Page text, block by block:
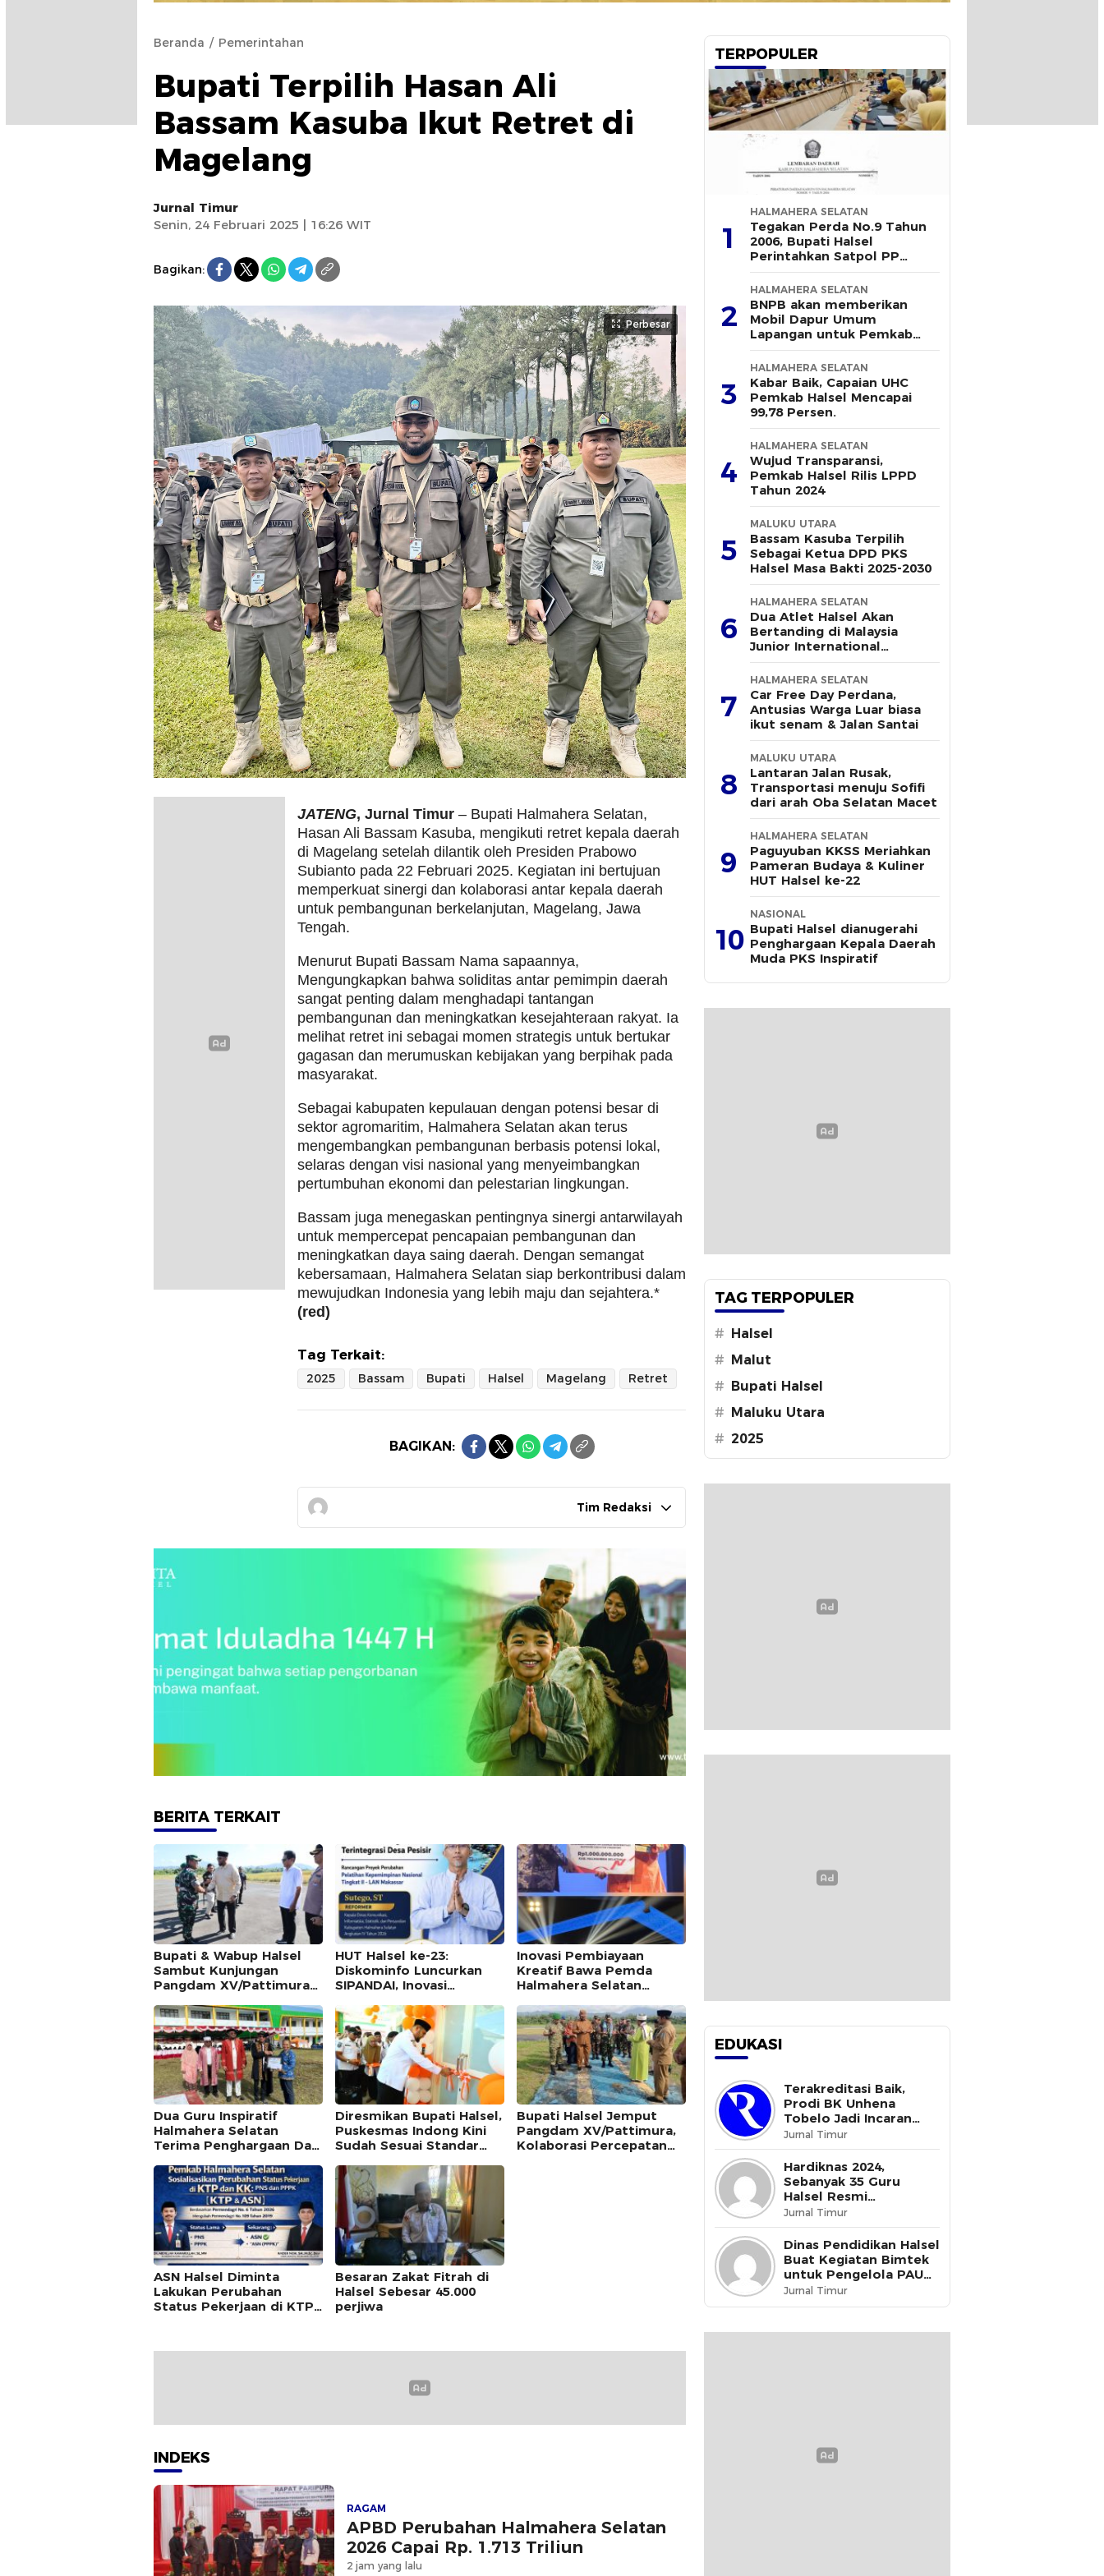
Beranda Pemerintahan
Bupati Terpilih Hasan Ali
Bassam Kasuba Ikut Retret di
Magelang
Jurnal Timur
Senin, 24 Februari 2025 | 16:26 WIT
Bagikan:
Perbesar
JATENG, Jurnal Timur – Bupati Halmahera Selatan,
Hasan Ali Bassam Kasuba, mengikuti retret kepala daerah
di Magelang setelah dilantik oleh Presiden Prabowo
Subianto pada 22 Februari 2025. Kegiatan ini bertujuan
memperkuat sinergi dan kolaborasi antar kepala daerah
untuk pembangunan berkelanjutan, Magelang, Jawa
Tengah.
Menurut Bupati Bassam Nama sapaannya,
Mengungkapkan bahwa soliditas antar pemimpin daerah
sangat penting dalam menghadapi tantangan
pembangunan dan meningkatkan kesejahteraan rakyat. Ia
melihat retret ini sebagai momen strategis untuk bertukar
gagasan dan merumuskan kebijakan yang berpihak pada
masyarakat.
Sebagai kabupaten kepulauan dengan potensi besar di
sektor agromaritim, Halmahera Selatan akan terus
mengembangkan pembangunan berbasis potensi lokal,
selaras dengan visi nasional yang menyeimbangkan
pertumbuhan ekonomi dan pelestarian lingkungan.
Bassam juga menegaskan pentingnya sinergi antarwilayah
untuk mempercepat pencapaian pembangunan dan
meningkatkan daya saing daerah. Dengan semangat
kebersamaan, Halmahera Selatan siap berkontribusi dalam
mewujudkan Indonesia yang lebih maju dan sejahtera.*
(red)
Tag Terkait:
2025 Bassam Bupati Halsel Magelang Retret
BAGIKAN:
Tim Redaksi
BERITA TERKAIT
Bupati & Wabup Halsel
Sambut Kunjungan
Pangdam XV/Pattimura
Triwinarto
HUT Halsel ke-23:
Diskominfo Luncurkan
SIPANDAI, Inovasi
Terintegarisi Desa Pesisir
Inovasi Pembiayaan
Kreatif Bawa Pemda
Halmahera Selatan
Nasional
Dua Guru Inspiratif
Halmahera Selatan
Terima Penghargaan Dari
Nasional 2026
Diresmikan Bupati Halsel,
Puskesmas Indong Kini
Sudah Sesuai Standar
Bupati Halsel Jemput
Pangdam XV/Pattimura,
Kolaborasi Percepatan
ASN Halsel Diminta
Lakukan Perubahan
Status Pekerjaan di KTP
Besaran Zakat Fitrah di
Halsel Sebesar 45.000
perjiwa
INDEKS
RAGAM
APBD Perubahan Halmahera Selatan
2026 Capai Rp. 1.713 Triliun
2 jam yang lalu
TERPOPULER
1
HALMAHERA SELATAN
Tegakan Perda No.9 Tahun
2006, Bupati Halsel
Perintahkan Satpol PP
Terus Gelar Razia
2
HALMAHERA SELATAN
BNPB akan memberikan
Mobil Dapur Umum
Lapangan untuk Pemkab
Halsel
3
HALMAHERA SELATAN
Kabar Baik, Capaian UHC
Pemkab Halsel Mencapai
99,78 Persen.
4
HALMAHERA SELATAN
Wujud Transparansi,
Pemkab Halsel Rilis LPPD
Tahun 2024
5
MALUKU UTARA
Bassam Kasuba Terpilih
Sebagai Ketua DPD PKS
Halsel Masa Bakti 2025-2030
6
HALMAHERA SELATAN
Dua Atlet Halsel Akan
Bertanding di Malaysia
Junior International
Challange 2025, Berikut
Dukungan Pemerintah
Daerah
7
HALMAHERA SELATAN
Car Free Day Perdana,
Antusias Warga Luar biasa
ikut senam & Jalan Santai
8
MALUKU UTARA
Lantaran Jalan Rusak,
Transportasi menuju Sofifi
dari arah Oba Selatan Macet
9
HALMAHERA SELATAN
Paguyuban KKSS Meriahkan
Pameran Budaya & Kuliner
HUT Halsel ke-22
10
NASIONAL
Bupati Halsel dianugerahi
Penghargaan Kepala Daerah
Muda PKS Inspiratif
TAG TERPOPULER
#
Halsel
#
Malut
#
Bupati Halsel
#
Maluku Utara
# 2025
EDUKASI
Terakreditasi Baik,
Prodi BK Unhena
Tobelo Jadi Incaran
Mahasiswa Baru
Jurnal Timur
Hardiknas 2024,
Sebanyak 35 Guru
Halsel Resmi
dikukuhkan menjadi
Guru Penggerak
Jurnal Timur
Dinas Pendidikan Halsel
Buat Kegiatan Bimtek
untuk Pengelola PAUD
& PKBM
Jurnal Timur